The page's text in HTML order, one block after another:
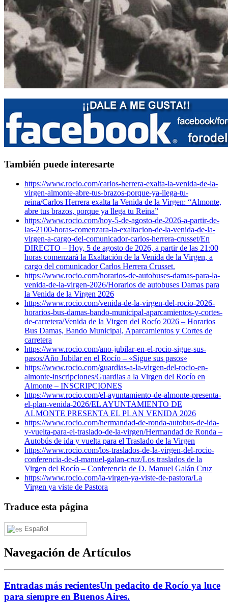
También puede interesarte
https://www.rocio.com/carlos-herrera-exalta-la-venida-de-la-
virgen-almonte-abre-tus-brazos-porque-ya-llega-tu-
reina/Carlos Herrera exalta la Venida de la Virgen: “Almonte,
abre tus brazos, porque ya llega tu Reina”
https://www.rocio.com/hoy-5-de-agosto-de-2026-a-partir-de-
las-2100-horas-comenzara-la-exaltacion-de-la-venida-de-la-
virgen-a-cargo-del-comunicador-carlos-herrera-crusset/En
DIRECTO – Hoy, 5 de agosto de 2026, a partir de las 21:00
horas comenzará la Exaltación de la Venida de la Virgen, a
cargo del comunicador Carlos Herrera Crusset.
https://www.rocio.com/horarios-de-autobuses-damas-para-la-
venida-de-la-virgen-2026/Horarios de autobuses Damas para
la Venida de la Virgen 2026
https://www.rocio.com/venida-de-la-virgen-del-rocio-2026-
horarios-bus-damas-bando-municipal-aparcamientos-y-cortes-
de-carretera/Venida de la Virgen del Rocío 2026 – Horarios
Bus Damas, Bando Municipal, Aparcamientos y Cortes de
carretera
https://www.rocio.com/ano-jubilar-en-el-rocio-sigue-sus-
pasos/Año Jubilar en el Rocío – «Sigue sus pasos»
https://www.rocio.com/guardias-a-la-virgen-del-rocio-en-
almonte-inscripciones/Guardias a la Virgen del Rocío en
Almonte – INSCRIPCIONES
https://www.rocio.com/el-ayuntamiento-de-almonte-presenta-
el-plan-venida-2026/EL AYUNTAMIENTO DE
ALMONTE PRESENTA EL PLAN VENIDA 2026
https://www.rocio.com/hermandad-de-ronda-autobus-de-ida-
y-vuelta-para-el-traslado-de-la-virgen/Hermandad de Ronda –
Autobús de ida y vuelta para el Traslado de la Virgen
https://www.rocio.com/los-traslados-de-la-virgen-del-rocio-
conferencia-de-d-manuel-galan-cruz/Los traslados de la
Virgen del Rocío – Conferencia de D. Manuel Galán Cruz
https://www.rocio.com/la-virgen-ya-viste-de-pastora/La
Virgen ya viste de Pastora
Traduce esta página
Español
Navegación de Artículos
Entradas más recientesUn pedacito de Rocío ya luce
para siempre en Buenos Aires.